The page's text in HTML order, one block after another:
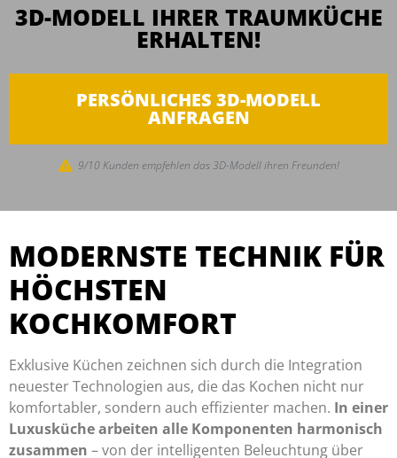
3D-MODELL IHRER TRAUMKÜCHE
ERHALTEN!
PERSÖNLICHES 3D-MODELL
ANFRAGEN
9/10 Kunden empfehlen das 3D-Modell ihren Freunden!
MODERNSTE TECHNIK FÜR
HÖCHSTEN
KOCHKOMFORT
Exklusive Küchen zeichnen sich durch die Integration
neuester Technologien aus, die das Kochen nicht nur
komfortabler, sondern auch effizienter machen. In einer
Luxusküche arbeiten alle Komponenten harmonisch
zusammen – von der intelligenten Beleuchtung über